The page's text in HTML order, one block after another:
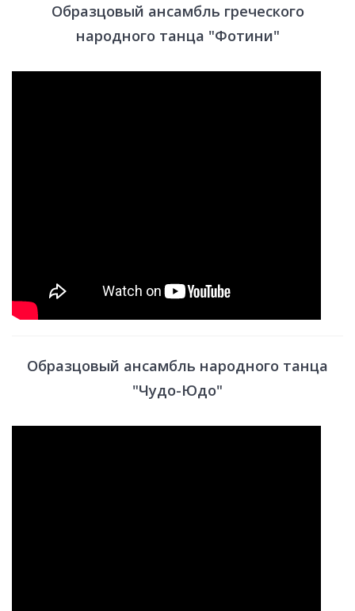
Образцовый ансамбль греческого
народного танца "Фотини"
Образцовый ансамбль народного танца
"Чудо-Юдо"